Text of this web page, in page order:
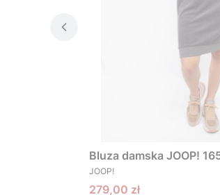
Bluza damska JOOP!
PRODUCENT
JOOP!
Cena promocyjna
279,00 zł